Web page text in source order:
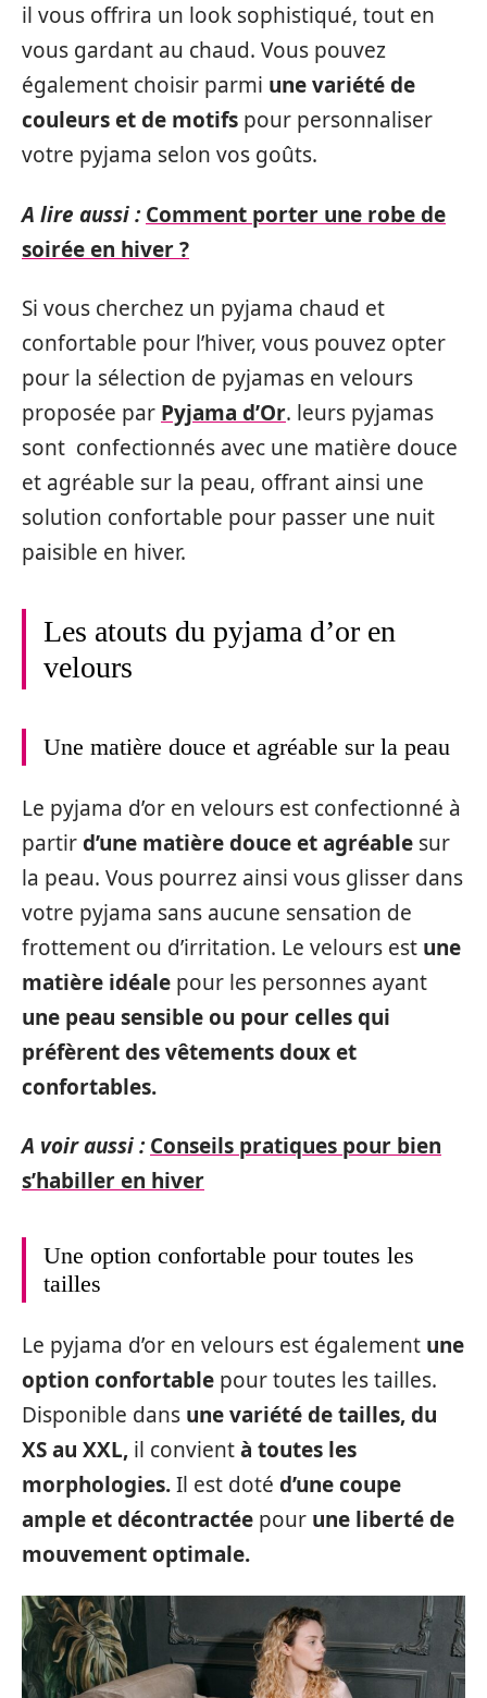
il vous offrira un look sophistiqué, tout en
vous gardant au chaud. Vous pouvez
également choisir parmi une variété de
couleurs et de motifs pour personnaliser
votre pyjama selon vos goûts.
A lire aussi : Comment porter une robe de
soirée en hiver ?
Si vous cherchez un pyjama chaud et
confortable pour l’hiver, vous pouvez opter
pour la sélection de pyjamas en velours
proposée par Pyjama d’Or. leurs pyjamas
sont confectionnés avec une matière douce
et agréable sur la peau, offrant ainsi une
solution confortable pour passer une nuit
paisible en hiver.
Les atouts du pyjama d’or en
velours
Une matière douce et agréable sur la peau
Le pyjama d’or en velours est confectionné à
partird’une matière douce et agréable sur
la peau. Vous pourrez ainsi vous glisser dans
votre pyjama sans aucune sensation de
frottement ou d’irritation. Le velours est une
matière idéale pour les personnes ayant
une peau sensible ou pour celles qui
préfèrent des vêtements doux et
confortables.
A voir aussi : Conseils pratiques pour bien
s’habiller en hiver
Une option confortable pour toutes les
tailles
Le pyjama d’or en velours est également une
option confortable pour toutes les tailles.
Disponible dans une variété de tailles, du
XS au XXL, il convientà toutes les
morphologies.Il est doté d’une coupe
ample et décontractée pour une liberté de
mouvement optimale.